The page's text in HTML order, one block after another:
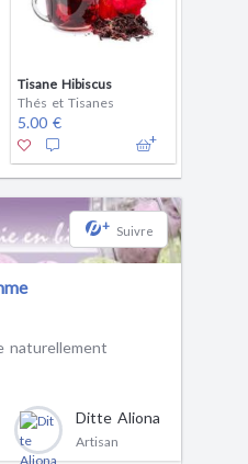
Tisane Hibiscus
Thés et Tisanes
5.00 €
+ Suivre
naturellement
Ditte Aliona
Artisan